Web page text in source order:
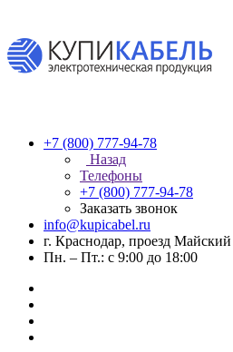
+7 (800) 777-94-78
Назад
Телефоны
+7 (800) 777-94-78
Заказать звонок
info@kupicabel.ru
г. Краснодар, проезд
Пн. – Пт.: с 9:00 до 18:00